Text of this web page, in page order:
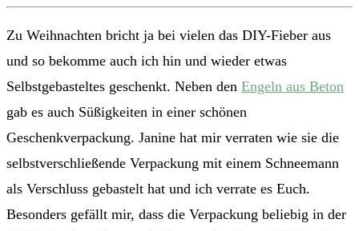
Zu Weihnachten bricht ja bei vielen das DIY-Fieber aus
und so bekomme auch ich hin und wieder etwas
Selbstgebasteltes geschenkt. Neben den Engeln aus Beton
gab es auch Süßigkeiten in einer schönen
Geschenkverpackung. Janine hat mir verraten wie sie die
selbstverschließende Verpackung mit einem Schneemann
als Verschluss gebastelt hat und ich verrate es Euch.
Besonders gefällt mir, dass die Verpackung beliebig in der